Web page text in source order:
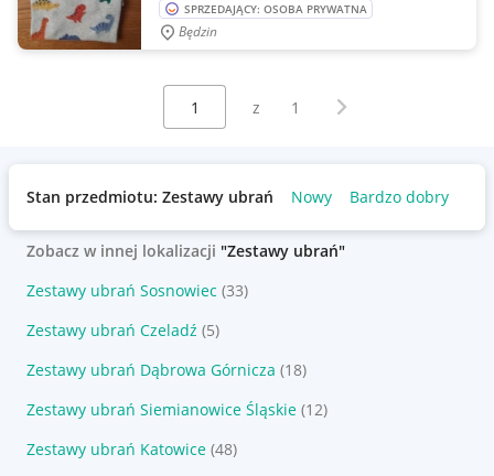
SPRZEDAJĄCY: OSOBA PRYWATNA
Będzin
Wybierz stronę:
z 1 Następna strona
Stan przedmiotu: Zestawy ubrań Nowy Bardzo dobry
Zobacz w innej lokalizacji "Zestawy ubrań"
Zestawy ubrań Sosnowiec (33)
Zestawy ubrań Czeladź (5)
Zestawy ubrań Dąbrowa Górnicza (18)
Zestawy ubrań Siemianowice Śląskie (12)
Zestawy ubrań Katowice (48)